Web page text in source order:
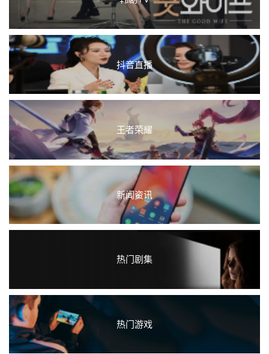
抖音直播
王者荣耀
新闻资讯
热门剧集
热门游戏